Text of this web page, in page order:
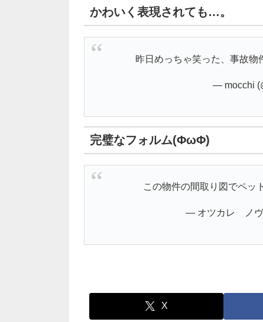
かわいく表現されても…。
昨日めっちゃ笑った、事故物
— mocchi
完璧なフォルム(ΦωΦ)
この物件の間取り図でペ
— オツカレ ノヴ
X